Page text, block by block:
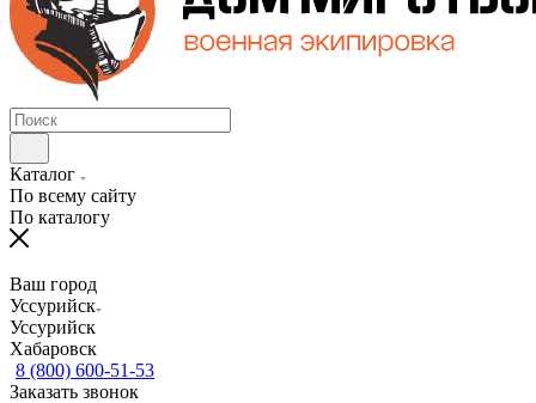
Каталог
По всему сайту
По каталогу
Ваш город
Уссурийск
Уссурийск
Хабаровск
8 (800) 600-51-53
Заказать звонок